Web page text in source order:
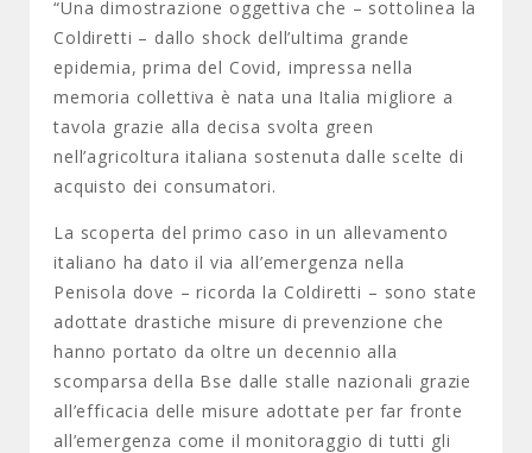
“Una dimostrazione oggettiva che – sottolinea la
Coldiretti – dallo shock dell’ultima grande
epidemia, prima del Covid, impressa nella
memoria collettiva è nata una Italia migliore a
tavola grazie alla decisa svolta green
nell’agricoltura italiana sostenuta dalle scelte di
acquisto dei consumatori.
La scoperta del primo caso in un allevamento
italiano ha dato il via all’emergenza nella
Penisola dove – ricorda la Coldiretti – sono state
adottate drastiche misure di prevenzione che
hanno portato da oltre un decennio alla
scomparsa della Bse dalle stalle nazionali grazie
all’efficacia delle misure adottate per far fronte
all’emergenza come il monitoraggio di tutti gli